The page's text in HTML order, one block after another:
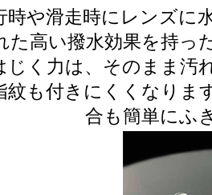
時や滑走時にレンズに
た高い撥水効果を持っ
じく力は、そのまま汚
紋も付きにくくなりま
合も簡単にふ